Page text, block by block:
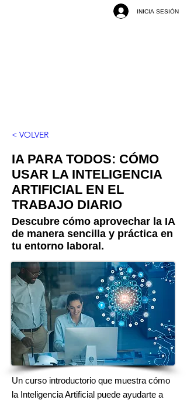
INICIA SESIÓN
< VOLVER
IA PARA TODOS: CÓMO
USAR LA INTELIGENCIA
ARTIFICIAL EN EL
TRABAJO DIARIO
Descubre cómo aprovechar la IA
de manera sencilla y práctica en
tu entorno laboral.
Un curso introductorio que muestra cómo
la Inteligencia Artificial puede ayudarte a